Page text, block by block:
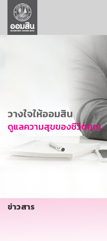
ลูกค้าธุรกิจ
ลูกค้าผู้ประกอบรายย่อย
การพัฒนาที่ยั่งยืน
ข่าวสาร
บริการทางการเงิน
อื่นๆ
วางใจให้ออมสิน
ดูแลความสุขของชีวิตคุณ
ข่าวสาร